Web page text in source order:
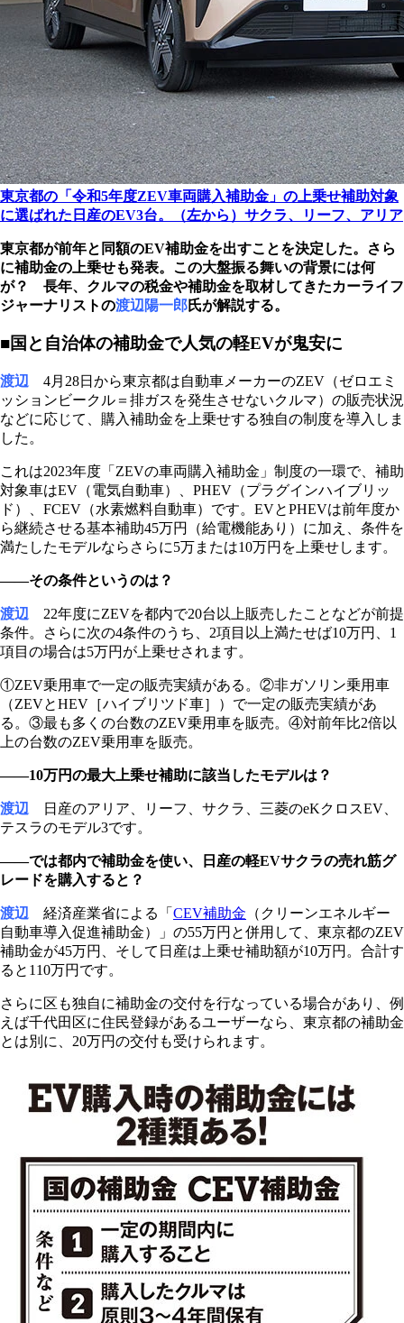
東京都の「令和5年度ZEV車両購入補助金」の上乗せ補助対象
に選ばれた日産のEV3台。（左から）サクラ、リーフ、アリア
東京都が前年と同額のEV補助金を出すことを決定した。さら
に補助金の上乗せも発表。この大盤振る舞いの背景には何
が？ 長年、クルマの税金や補助金を取材してきたカーライフ
ジャーナリストの渡辺陽一郎氏が解説する。
■国と自治体の補助金で人気の軽EVが鬼安に
渡辺 4月28日から東京都は自動車メーカーのZEV（ゼロエミ
ッションビークル＝排ガスを発生させないクルマ）の販売状況
などに応じて、購入補助金を上乗せする独自の制度を導入しま
した。
これは2023年度「ZEVの車両購入補助金」制度の一環で、補助
対象車はEV（電気自動車）、PHEV（プラグインハイブリッ
ド）、FCEV（水素燃料自動車）です。EVとPHEVは前年度か
ら継続させる基本補助45万円（給電機能あり）に加え、条件を
満たしたモデルならさらに5万または10万円を上乗せします。
――その条件というのは？
渡辺 22年度にZEVを都内で20台以上販売したことなどが前提
条件。さらに次の4条件のうち、2項目以上満たせば10万円、1
項目の場合は5万円が上乗せされます。
①ZEV乗用車で一定の販売実績がある。②非ガソリン乗用車
（ZEVとHEV［ハイブリツド車］）で一定の販売実績があ
る。③最も多くの台数のZEV乗用車を販売。④対前年比2倍以
上の台数のZEV乗用車を販売。
――10万円の最大上乗せ補助に該当したモデルは？
渡辺 日産のアリア、リーフ、サクラ、三菱のeKクロスEV、
テスラのモデル3です。
――では都内で補助金を使い、日産の軽EVサクラの売れ筋グ
レードを購入すると？
渡辺 経済産業省による「 CEV補助金 （クリーンエネルギー
自動車導入促進補助金）」の55万円と併用して、東京都のZEV
補助金が45万円、そして日産は上乗せ補助額が10万円。合計す
ると110万円です。
さらに区も独自に補助金の交付を行なっている場合があり、例
えば千代田区に住民登録があるユーザーなら、東京都の補助金
とは別に、20万円の交付も受けられます。